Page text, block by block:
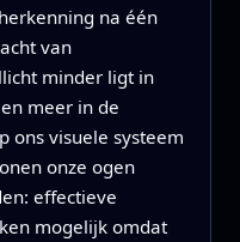
na één
van
minder ligt in
meer in de
ons visuele systeem
onze ogen
effectieve
mogelijk omdat